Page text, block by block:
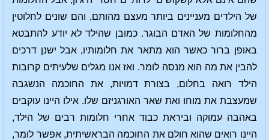
של הילדים מעניינים ביותר מעצם מהותם, והם שונים לחלוטין
מהחלומות של האדם הבוגר. כמובן שהילד לא יודע להתבטא
באופן ברור כאשר הוא מתאר את חלומותיו, אבל ישנן דרכים
להבין את מה הוא מנסה לומר. ואז אנו מגלים שלעיתים קרובות
הילד רואה בחלום, בצורת דמוּיות, את החוכמה הנשגבה
שמעצבת את מוחו ואת שאר האורגניזם שלו. אילו היינו עוקבים
באהבה עמוקה וביראת כבוד אחרי חלומות רבים של הילד,
היינו רואים שהוא חולם את החוכמה הבראשיתית, אפשר לומר,